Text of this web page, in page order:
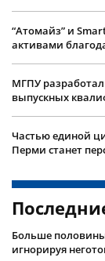
“Атомайз” и
активами
МГПУ
выпускных
Частью единой
Перми станет
Больше
игнорируя